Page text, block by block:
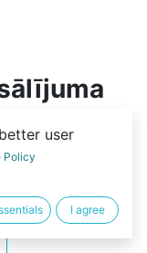
GREY
user
Policy
I agree